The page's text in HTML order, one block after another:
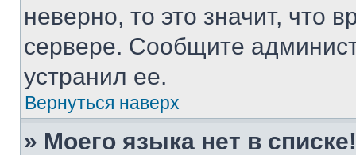
неверно, то это значит, что
сервере. Сообщите
устранил ее.
Вернуться наверх
» Моего языка нет в списке!